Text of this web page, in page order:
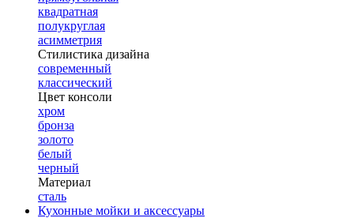
квадратная
полукруглая
асимметрия
Стилистика дизайна
современный
классический
Цвет консоли
хром
бронза
золото
белый
черный
Материал
сталь
Кухонные мойки и аксессуары